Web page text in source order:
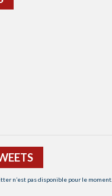
n’est pas disponible pour le moment.